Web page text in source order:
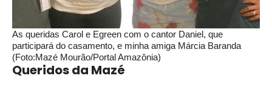
As queridas Carol e Egreen com o cantor Daniel, que
participará do casamento, e minha amiga Márcia Baranda
(Foto:Mazé Mourão/Portal Amazônia)
Queridos da Mazé